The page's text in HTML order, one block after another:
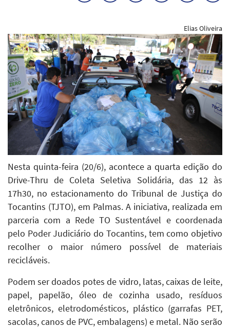
E-
mail
Elias Oliveira
Nesta quinta-feira (20/6), acontece a quarta edição do
Drive-Thru de Coleta Seletiva Solidária, das 12 às
17h30, no estacionamento do Tribunal de Justiça do
Tocantins (TJTO), em Palmas. A iniciativa, realizada em
parceria com a Rede TO Sustentável e coordenada
pelo Poder Judiciário do Tocantins, tem como objetivo
recolher o maior número possível de materiais
recicláveis.
Podem ser doados potes de vidro, latas, caixas de leite,
papel, papelão, óleo de cozinha usado, resíduos
eletrônicos, eletrodomésticos, plástico (garrafas PET,
sacolas, canos de PVC, embalagens) e metal. Não serão